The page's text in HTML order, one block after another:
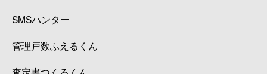
SMSハンター
管理戸数ふえるくん